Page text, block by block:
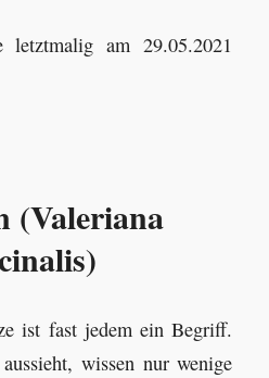
letztmalig am 29.05.2021
(Valeriana
ist fast jedem ein Begriff.
wissen nur wenige